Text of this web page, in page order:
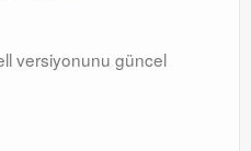
versiyonunu güncel